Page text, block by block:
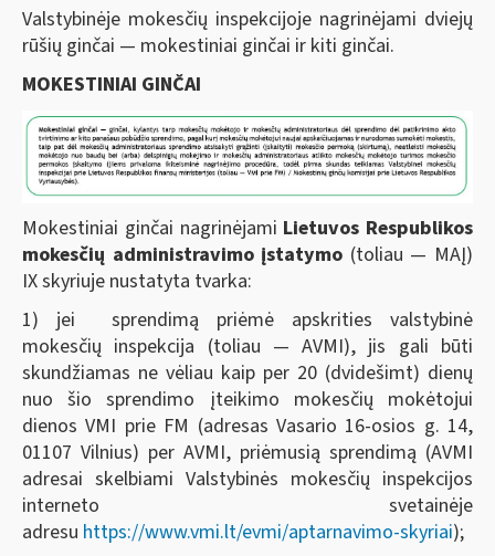
Valstybinėje mokesčių inspekcijoje nagrinėjami dviejų
rūšių ginčai — mokestiniai ginčai ir kiti ginčai.
MOKESTINIAI GINČAI
Mokestiniai ginčai nagrinėjami Lietuvos Respublikos
mokesčių administravimo įstatymo (toliau — MAĮ)
IX skyriuje nustatyta tvarka:
1) jei sprendimą priėmė apskrities valstybinė
mokesčių inspekcija (toliau — AVMI), jis gali būti
skundžiamas ne vėliau kaip per 20 (dvidešimt) dienų
nuo šio sprendimo įteikimo mokesčių mokėtojui
dienos VMI prie FM (adresas Vasario 16-osios g. 14,
01107 Vilnius) per AVMI, priėmusią sprendimą (AVMI
adresai skelbiami Valstybinės mokesčių inspekcijos
interneto svetainėje
adresu https://www.vmi.lt/evmi/aptarnavimo-skyriai);